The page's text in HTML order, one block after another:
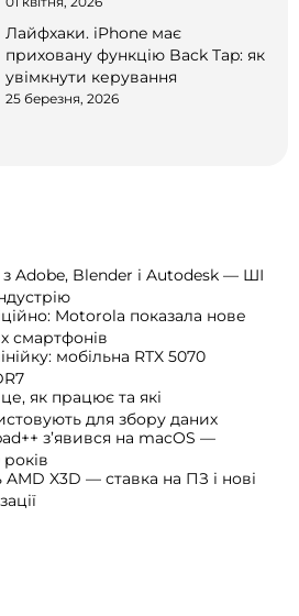
Лайфхаки. iPhone має
приховану функцію Back Tap: як
увімкнути керування
25 березня, 2026
з Adobe, Blender і Autodesk — ШІ
Motorola показала нове
смартфонів
мобільна RTX 5070
як працює та які
для збору даних
з’явився на macOS —
AMD X3D — ставка на ПЗ і нові